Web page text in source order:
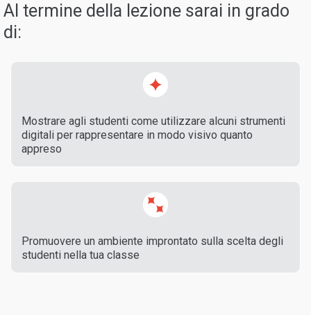
Al termine della lezione sarai in grado
di:
Mostrare agli studenti come utilizzare alcuni strumenti
digitali per rappresentare in modo visivo quanto
appreso
Promuovere un ambiente improntato sulla scelta degli
studenti nella tua classe